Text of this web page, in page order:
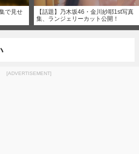
で見せ
【話題】乃木坂46・金川紗耶1st写真
集、ランジェリーカット公開！
[ADVERTISEMENT]